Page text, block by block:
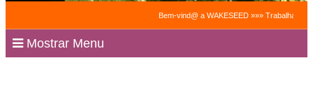
Bem-vind@ a WAKESEED »»»
Mostrar Menu